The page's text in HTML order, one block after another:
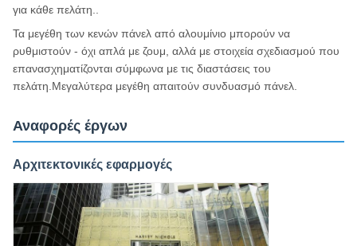
για κάθε πελάτη..
Τα μεγέθη των κενών πάνελ από αλουμίνιο μπορούν να
ρυθμιστούν - όχι απλά με ζουμ, αλλά με στοιχεία σχεδιασμού που
επανασχηματίζονται σύμφωνα με τις διαστάσεις του
πελάτη.Μεγαλύτερα μεγέθη απαιτούν συνδυασμό πάνελ.
Αναφορές έργων
Αρχιτεκτονικές εφαρμογές